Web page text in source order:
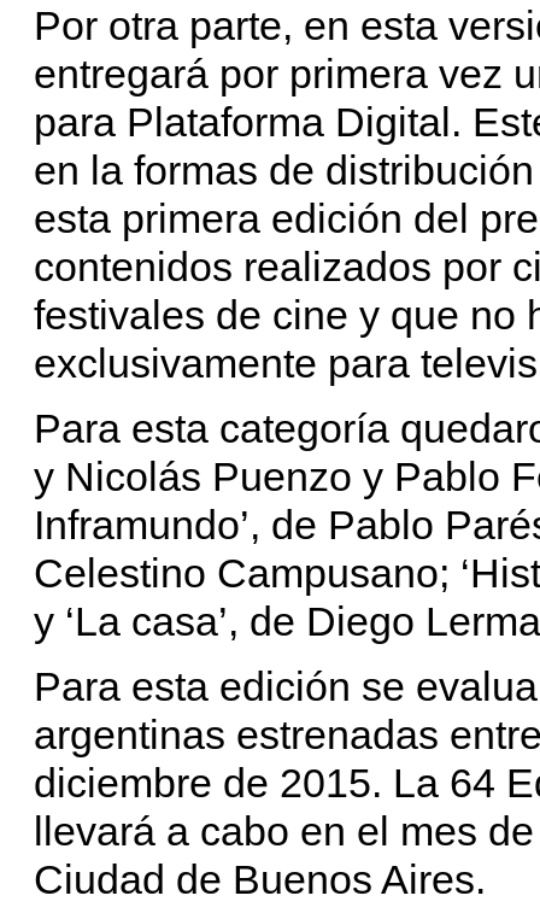
Por otra parte, en esta
entregará por primera vez
para Plataforma Digital.
en la formas de
esta primera edición del
contenidos realizados por
festivales de cine y que no
exclusivamente para
Para esta categoría
y Nicolás Puenzo y Pablo
Inframundo’, de Pablo
Celestino Campusano;
y ‘La casa’, de Diego
Para esta edición se
argentinas estrenadas
diciembre de 2015. La 64
llevará a cabo en el mes
Ciudad de Buenos Aires.